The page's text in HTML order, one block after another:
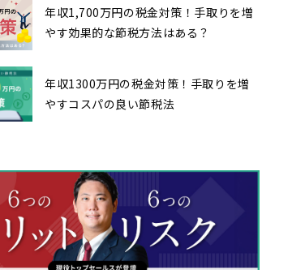
年収1,700万円の税金対策！手取りを増
やす効果的な節税方法はある？
年収1300万円の税金対策！手取りを増
やすコスパの良い節税法